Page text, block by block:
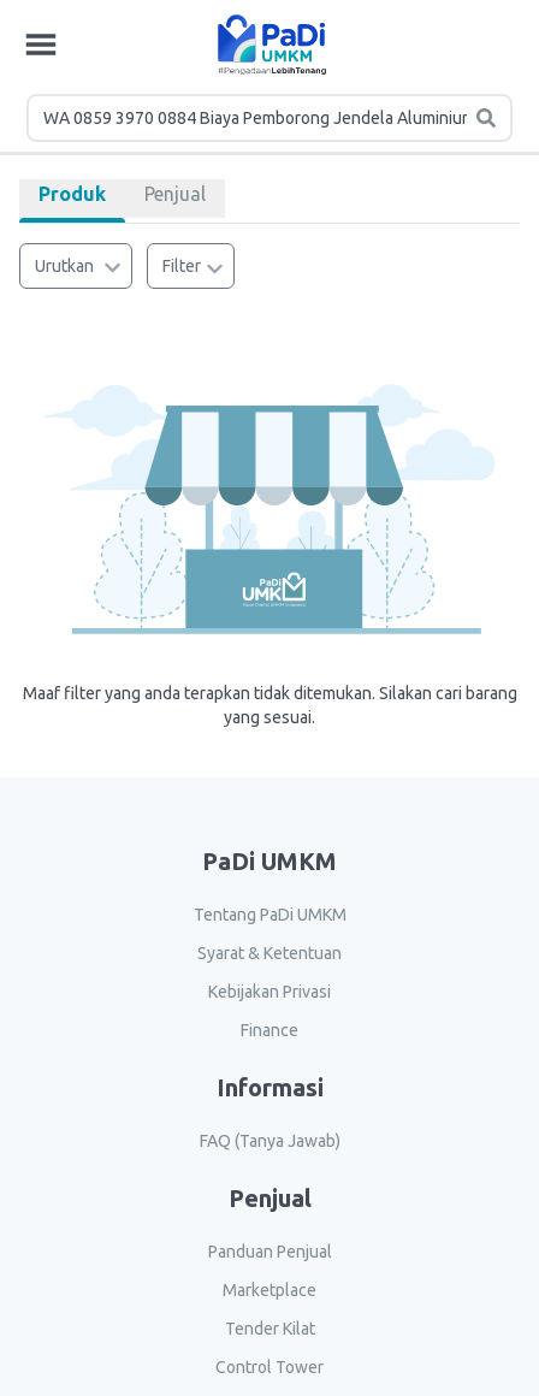
Produk Penjual
Urutkan Filter
Maaf filter yang anda terapkan tidak ditemukan. Silakan cari barang
yang sesuai.
PaDi UMKM
Tentang PaDi UMKM
Syarat & Ketentuan
Kebijakan Privasi
Finance
Informasi
FAQ (Tanya Jawab)
Penjual
Panduan Penjual
Marketplace
Tender Kilat
Control Tower